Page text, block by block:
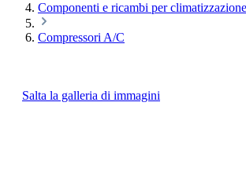
Componenti e ricambi per
Compressori A/C
Salta la galleria di immagini